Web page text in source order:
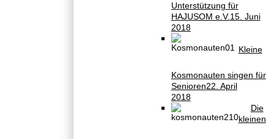
Unterstützung für
HAJUSOM e.V.15. Juni
2018
Kleine
Kosmonauten singen für
Senioren22. April
2018
Die
kleinen